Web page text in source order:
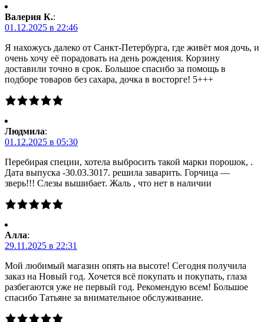
Валерия К.:
01.12.2025 в 22:46
Я нахожусь далеко от Санкт-Петербурга, где живёт моя дочь, и
очень хочу её порадовать на день рождения. Корзину
доставили точно в срок. Большое спасибо за помощь в
подборе товаров без сахара, дочка в восторге! 5+++
Людмила:
01.12.2025 в 05:30
Перебирая специи, хотела выбросить такой марки порошок, .
Дата выпуска -30.03.3017. решила заварить. Горчица —
зверь!!! Слезы вышибает. Жаль , что нет в наличии
Алла:
29.11.2025 в 22:31
Мой любимый магазин опять на высоте! Сегодня получила
заказ на Новый год. Хочется всё покупать и покупать, глаза
разбегаются уже не первый год. Рекомендую всем! Большое
спасибо Татьяне за внимательное обслуживание.